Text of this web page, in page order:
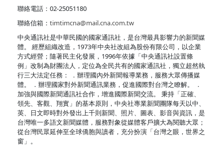
聯絡電話：02-25051180
聯絡信箱： timtimcna@mail.cna.com.tw
中央通訊社是中華民國的國家通訊社，是台灣最具影響力的新聞媒
體。 經歷組織改造，1973年中央社改組為股份有限公司，以企業
方式經營；隨著民主化發展，1996年依據「中央通訊社設置條
例」改制為財團法人，定位為全民共有的國家通訊社，獨立超然執
行三大法定任務： ．辦理國內外新聞報導業務，服務大眾傳播媒
體。 ．辦理國家對外新聞通訊業務，促進國際對台灣之瞭解。 ．
加強與國際新聞通訊社合作，增進國際新聞交流。 秉持「正確、
領先、客觀、翔實」的基本原則，中央社專業新聞團隊每天以中、
英、日文即時對外發出上千則新聞、照片、圖表、影音與資訊，是
台灣唯一多語文新聞媒體，服務對象從媒體客戶擴大為閱聽大眾；
從台灣民眾延伸至全球僑胞與讀者，充分扮演「台灣之眼，世界之
窗」。